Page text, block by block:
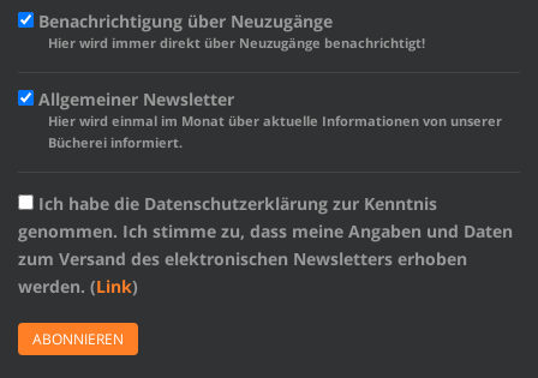
Benachrichtigung über Neuzugänge
Hier wird immer direkt über Neuzugänge benachrichtigt!
Allgemeiner Newsletter
Hier wird einmal im Monat über aktuelle Informationen von unserer
Bücherei informiert.
Ich habe die Datenschutzerklärung zur Kenntnis
genommen. Ich stimme zu, dass meine Angaben und Daten
zum Versand des elektronischen Newsletters erhoben
werden. (Link)